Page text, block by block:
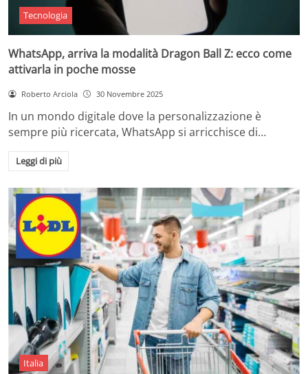
Tecnologia
WhatsApp, arriva la modalità Dragon Ball Z: ecco come
attivarla in poche mosse
Roberto Arciola 30 Novembre 2025
In un mondo digitale dove la personalizzazione è
sempre più ricercata, WhatsApp si arricchisce di…
Leggi di più
Italia